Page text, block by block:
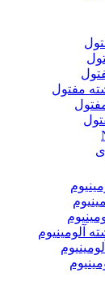
مفتول
آلومینیوم